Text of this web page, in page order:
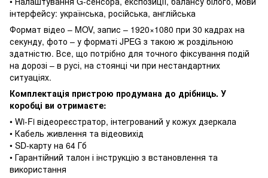
інтерфейсу: українська, російська, англійська
Формат відео – MOV, запис – 1920×1080 при 30 кадрах на
секунду, фото – у форматі JPEG з такою ж роздільною
здатністю. Все, що потрібно для точного фіксування подій
на дорозі – в русі, на стоянці чи при нестандартних
ситуаціях.
Комплектація пристрою продумана до дрібниць. У
коробці ви отримаєте:
• Wi-Fi відеореєстратор, інтегрований у кожух дзеркала
• Кабель живлення та відеовихід
• SD-карту на 64 Гб
• Гарантійний талон і інструкцію з встановлення та
використання